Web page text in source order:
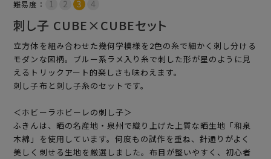
難易度：
刺し子 CUBE×CUBEセット
立方体を組み合わせた幾何学模様を2色の糸で細かく刺し分ける
モダンな図柄。ブルー系ラメ入り糸で刺した形が星のように見
えるトリックアート的楽しさも味わえます。
刺し子布と刺し子糸のセットです。
＜ホビーラホビーレの刺し子＞
ふきんは、晒の名産地・泉州で織り上げた上質な晒生地「和泉
木綿」を使用しています。何度もの試作を重ね、針通りがよく
美しく刺せる生地を厳選しました。布目が整いやすく、初心者